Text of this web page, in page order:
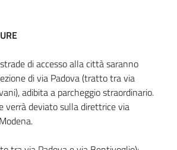
di accesso alla città saranno
di via Padova (tratto tra via
adibita a parcheggio straordinario.
verrà deviato sulla direttrice via